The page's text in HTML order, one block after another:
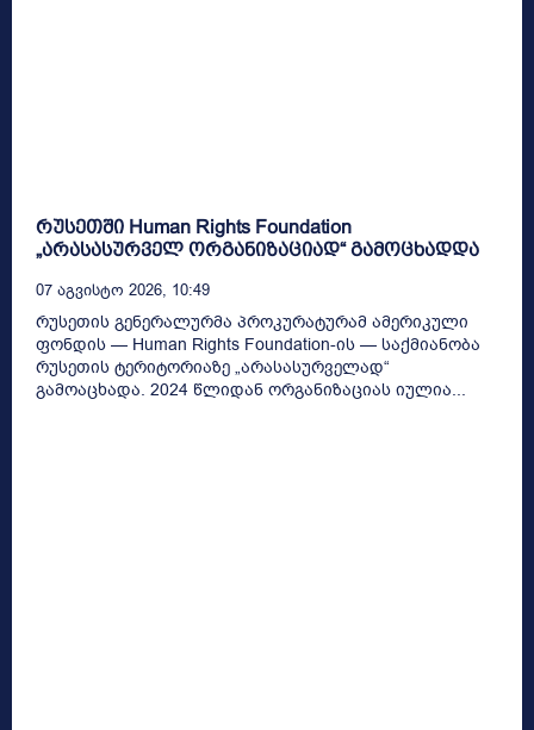
რუსეთში Human Rights Foundation
„არასასურველ ორგანიზაციად“ გამოცხადდა
07 Აგვისტო 2026, 10:49
რუსეთის გენერალურმა პროკურატურამ ამერიკული
ფონდის — Human Rights Foundation-ის — საქმიანობა
რუსეთის ტერიტორიაზე „არასასურველად“
გამოაცხადა. 2024 წლიდან ორგანიზაციას იულია...